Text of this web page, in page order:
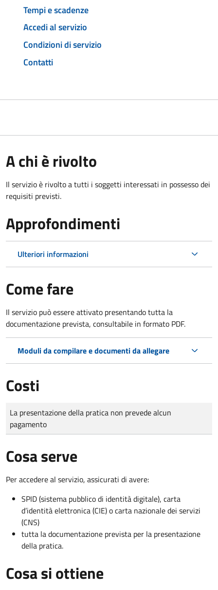
Tempi e scadenze
Accedi al servizio
Condizioni di servizio
Contatti
A chi è rivolto
Il servizio è rivolto a tutti i soggetti interessati in possesso dei
requisiti previsti.
Approfondimenti
Ulteriori informazioni
Come fare
Il servizio può essere attivato presentando tutta la
documentazione prevista, consultabile in formato PDF.
Moduli da compilare e documenti da allegare
Costi
Tipo di pagamento
Importo
La presentazione della pratica non prevede alcun
pagamento
Cosa serve
Per accedere al servizio, assicurati di avere:
SPID (sistema pubblico di identità digitale), carta
d’identità elettronica (CIE) o carta nazionale dei servizi
(CNS)
tutta la documentazione prevista per la presentazione
della pratica.
Cosa si ottiene